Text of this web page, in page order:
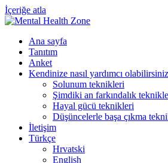
İçeriğe atla
Ana sayfa
Tanıtım
Anket
Kendinize nasıl yardımcı
Solunum teknikleri
Şimdiki an farkındalık
Hayal gücü teknikleri
Düşüncelerle başa çıkma
İletişim
Türkçe
Hrvatski
English